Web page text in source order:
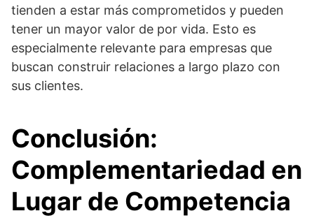
tienden a estar más comprometidos y pueden
tener un mayor valor de por vida. Esto es
especialmente relevante para empresas que
buscan construir relaciones a largo plazo con
sus clientes.
Conclusión:
Complementariedad en
Lugar de Competencia